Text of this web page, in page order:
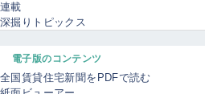
連載
深掘りトピックス
電子版のコンテンツ
全国賃貸住宅新聞をPDFで読む